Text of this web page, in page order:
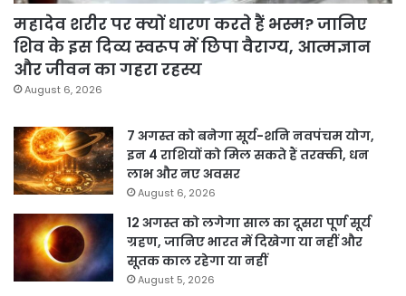
महादेव शरीर पर क्यों धारण करते हैं भस्म? जानिए
शिव के इस दिव्य स्वरूप में छिपा वैराग्य, आत्मज्ञान
और जीवन का गहरा रहस्य
August 6, 2026
7 अगस्त को बनेगा सूर्य-शनि नवपंचम योग,
इन 4 राशियों को मिल सकते हैं तरक्की, धन
लाभ और नए अवसर
August 6, 2026
12 अगस्त को लगेगा साल का दूसरा पूर्ण सूर्य
ग्रहण, जानिए भारत में दिखेगा या नहीं और
सूतक काल रहेगा या नहीं
August 5, 2026